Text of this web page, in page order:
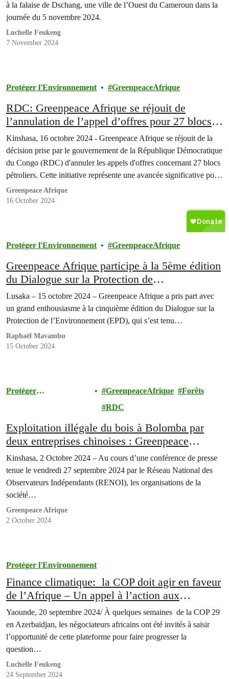
à la falaise de Dschang, une ville de l’Ouest du Cameroun dans la
journée du 5 novembre 2024.
Luchelle Feukeng
7 November 2024
Protéger l'Environnement GreenpeaceAfrique
RDC: Greenpeace Afrique se réjouit de
l’annulation de l’appel d’offres pour 27 blocs
pétroliers et exhorte le gouvernement congolais
à renoncer définitivement à ce processus.
Kinshasa, 16 octobre 2024 - Greenpeace Afrique se réjouit de la
décision prise par le gouvernement de la République Démocratique
du Congo (RDC) d'annuler les appels d'offres concernant 27 blocs
pétroliers. Cette initiative représente une avancée significative pour
la sauvegarde de l'environnement et la justice climatique à travers
le continent africain.
Greenpeace Afrique
16 October 2024
Protéger l'Environnement GreenpeaceAfrique
Greenpeace Afrique participe à la 5ème édition
du Dialogue sur la Protection de
l’Environnement (EPD2024) à Lusaka, Zambie
Lusaka – 15 octobre 2024 – Greenpeace Afrique a pris part avec
un grand enthousiasme à la cinquième édition du Dialogue sur la
Protection de l’Environnement (EPD), qui s’est tenu…
Raphaël Mavambu
15 October 2024
Protéger
GreenpeaceAfrique
Forêts
RDC
Exploitation illégale du bois à Bolomba par
deux entreprises chinoises : Greenpeace
Afrique, de concert avec la société civile
congolaise, appelle à la saisie du bois.
Kinshasa, 2 Octobre 2024 – Au cours d’une conférence de presse
tenue le vendredi 27 septembre 2024 par le Réseau National des
Observateurs Indépendants (RENOI), les organisations de la
société…
Greenpeace Afrique
2 October 2024
Protéger l'Environnement
Finance climatique: la COP doit agir en faveur
de l’Afrique – Un appel à l’action aux
négociateurs africains
Yaounde, 20 septembre 2024/ À quelques semaines de la COP 29
en Azerbaïdjan, les négociateurs africains ont été invités à saisir
l’opportunité de cette plateforme pour faire progresser la
question…
Luchelle Feukeng
24 September 2024